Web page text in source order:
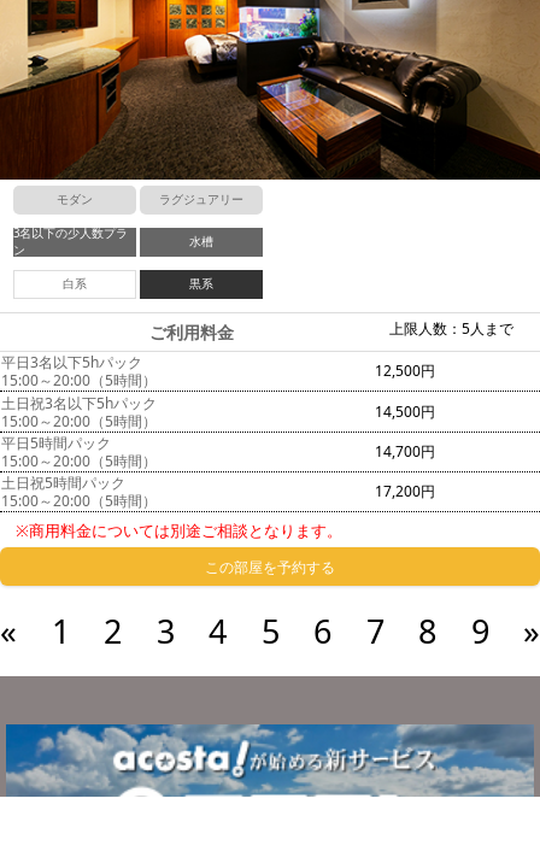
モダン ラグジュアリー
3名以下の少人数プラ
ン
水槽
白系 黒系
上限人数：5人まで
ご利用料金
平日3名以下5hパック
15:00～20:00（5時間）
12,500円
土日祝3名以下5hパック
15:00～20:00（5時間）
14,500円
平日5時間パック
15:00～20:00（5時間）
14,700円
土日祝5時間パック
15:00～20:00（5時間）
17,200円
※商用料金については別途ご相談となります。
この部屋を予約する
« 1 2 3 4 5 6 7 8 9 »